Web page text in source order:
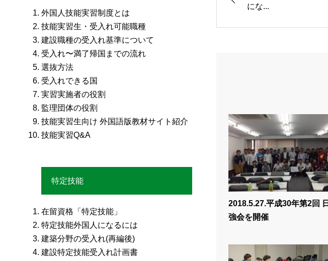
にな...
2018.5.27.平成30年第2回
強会を開催
外国人技能実習制度とは
技能実習生・受入れ可能職種
建設職種の受入れ基準について
受入れ〜満了帰国までの流れ
選抜方法
受入れできる国
実習実施者の役割
監理団体の役割
技能実習生向け 外国語版教材サイト紹介
技能実習Q&A
特定技能
在留資格「特定技能」
特定技能外国人になるには
建築分野の受入れ(再編後)
建設特定技能受入れ計画書